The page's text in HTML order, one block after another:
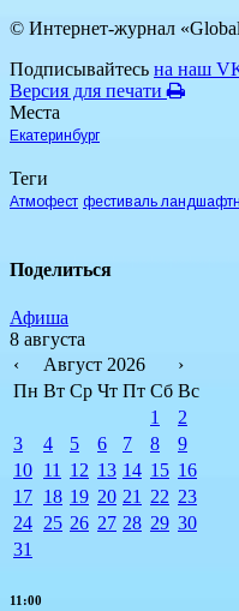
© Интернет-журнал
Подписывайтесь на наш
Версия для печати
Места
Екатеринбург
Теги
Атмофест фестиваль
Поделиться
Афиша
8 августа
‹
Август 2026
›
Пн Вт Ср Чт Пт Сб Вс
1
2
3
4 5 6 7 8
9
10 11 12 13 14 15 16
17 18 19 20 21 22 23
24 25 26 27 28 29 30
31
11:00